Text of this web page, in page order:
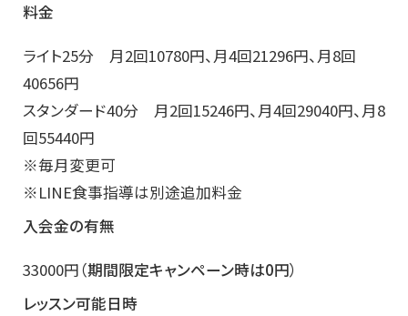
料金
ライト25分 月2回10780円、月4回21296円、月8回
40656円
スタンダード40分 月2回15246円、月4回29040円、月8
回55440円
※毎月変更可
※LINE食事指導は別途追加料金
入会金の有無
33000円（期間限定キャンペーン時は0円）
レッスン可能日時